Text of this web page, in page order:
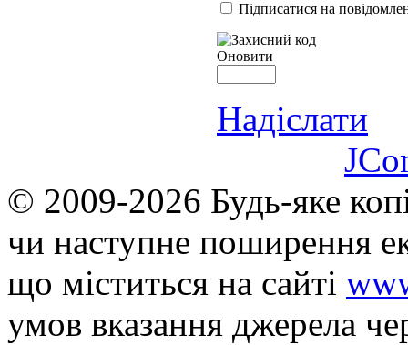
Підписатися на
Оновити
Надіслати
© 2009-2026 Будь-яке
чи наступне поширення
що мiститься на сайті
умов вказання джерела